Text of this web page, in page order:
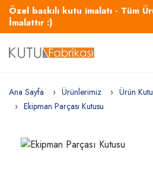
Özel baskılı kutu imalatı - Tüm
İmalattır :)
Ana Sayfa Ürünlerimiz
Ürün
Ekipman Parçası Kutusu